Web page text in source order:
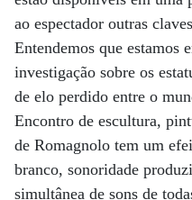
ao espectador outras
Entendemos que estamos
investigação sobre os
de elo perdido entre o
Encontro de escultura,
de Romagnolo tem um
branco, sonoridade
simultânea de sons de